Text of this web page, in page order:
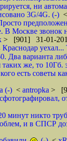
ни
3G/4G. (-)
В Москве звонок
> [901] 31-01-
Два варианта
таких же, то
есть советы
(-) < antropka >
минут никто
и в СПСР